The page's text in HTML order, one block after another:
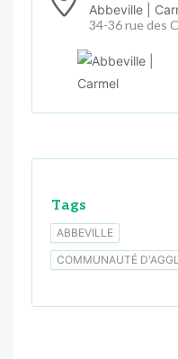
Abbeville |
34-36 rue des
Tags
ABBEVILLE
COMMUNAUTÉ